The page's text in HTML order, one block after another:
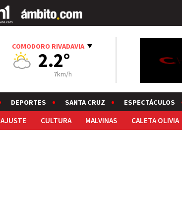
COMODORO RIVADAVIA
2.2°
7km/h
DEPORTES SANTA CRUZ ESPECTÁCULOS
AJUSTE CULTURA MALVINAS CALETA OLIVIA